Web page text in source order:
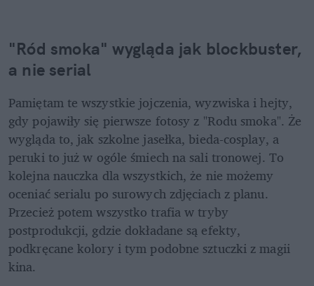
"Ród smoka" wygląda jak blockbuster,
a nie serial
Pamiętam te wszystkie jojczenia, wyzwiska i hejty,
gdy pojawiły się pierwsze fotosy z "Rodu smoka". Że
wygląda to, jak szkolne jasełka, bieda-cosplay, a
peruki to już w ogóle śmiech na sali tronowej. To
kolejna nauczka dla wszystkich, że nie możemy
oceniać serialu po surowych zdjęciach z planu.
Przecież potem wszystko trafia w tryby
postprodukcji, gdzie dokładane są efekty,
podkręcane kolory i tym podobne sztuczki z magii
kina.